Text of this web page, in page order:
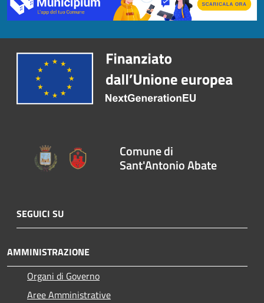
Comune di
Sant'Antonio Abate
SEGUICI SU
AMMINISTRAZIONE
Organi di Governo
Aree Amministrative